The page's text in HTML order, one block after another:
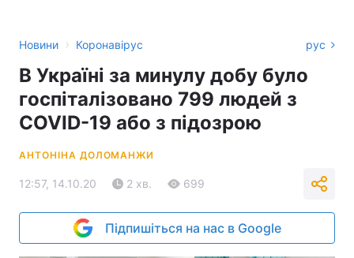
Новини › Коронавірус рус
В Україні за минулу добу було
госпіталізовано 799 людей з
COVID-19 або з підозрою
АНТОНІНА ДОЛОМАНЖИ
12:57, 14.10.20 2 хв. 699
Підпишіться на нас в Google